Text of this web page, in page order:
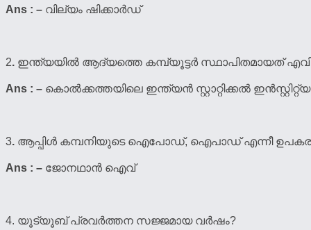
Ans : – വില്യം ഷിക്കാർഡ്
2. ഇന്ത്യയില്‍ ആദ്യത്തെ കമ്പ്യൂട്ടര്‍ സ്ഥാപിതമായത്
Ans : – കൊല്‍ക്കത്തയിലെ ഇന്ത്യന്‍ സ്റ്റാറ്റിക്കല്‍
3. ആപ്പിള്‍ കമ്പനിയുടെ ഐപോഡ്, ഐപാഡ് എന്നീ
Ans : – ജോനഥാന്‍ ഐവ്
4. യൂട്യൂബ് പ്രവര്‍ത്തന സജ്ജമായ വര്‍ഷം?